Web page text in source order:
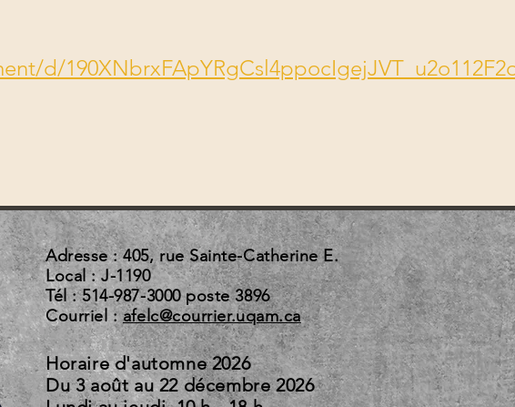
d/
Adresse : 405, rue Sainte-Catherine E.
Local : J-1190
Tél : 514-987-3000 poste 3896
Courriel :afelc@courrier.uqam.ca
Horaire d'automne 2026
Du 3 août au 22 décembre